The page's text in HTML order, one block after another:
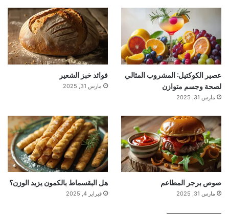
عصير الكوكتيل: المشروب المثالي
لصحة وجسم متوازن
مارس 31, 2025
فوائد خبز الشعير
مارس 31, 2025
صوص برجر المطاعم
مارس 31, 2025
هل البقسماط بالكمون يزيد الوزن؟
فبراير 4, 2025